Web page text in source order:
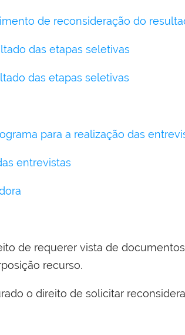
de reconsideração do
das etapas seletivas
das etapas seletivas
para a realização das
entrevistas
de requerer vista de
recurso.
o direito de solicitar